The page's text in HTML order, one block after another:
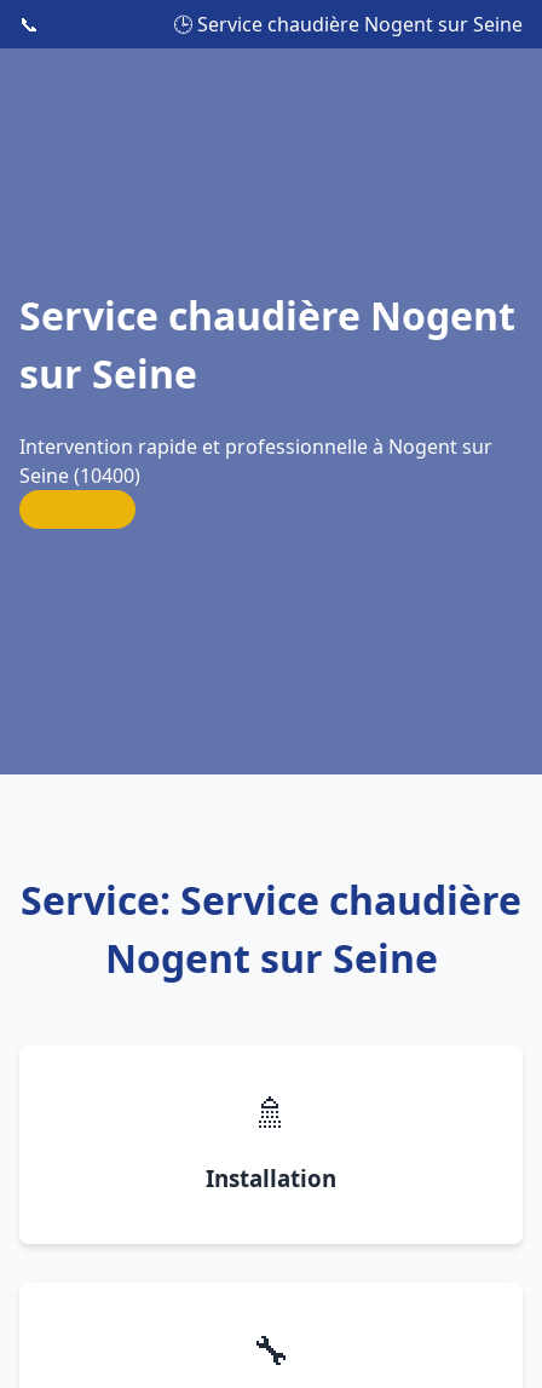
📞 🕒 Service chaudière Nogent sur Seine
Service chaudière Nogent
sur Seine
Intervention rapide et professionnelle à Nogent sur
Seine (10400)
Service: Service chaudière
Nogent sur Seine
🚿
Installation
🔧